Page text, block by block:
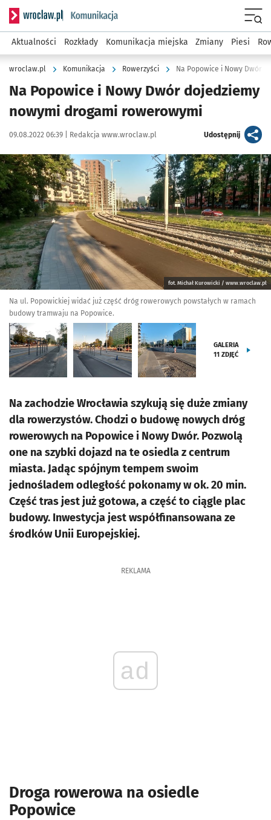
Serwis informacyjny wroclaw.pl podserwis: Komunikacja
Aktualności Rozkłady Komunikacja miejska Zmiany Piesi
wroclaw.pl Komunikacja Rowerzyści Na Popowice i Nowy Dwór
Na Popowice i Nowy Dwór dojedziemy
nowymi drogami rowerowymi
Data publikacji:
09.08.2022 06:39 | Autor:
Redakcja www.wroclaw.pl Udostępnijartykuł
Kliknij, aby zobaczyć galerię
fot. Michał Kurowicki / www.wroclaw.pl
Na ul. Popowickiej widać już część dróg rowerowych powstałych w ramach
budowy tramwaju na Popowice.
GALERIA
11 ZDJĘĆ
Na zachodzie Wrocławia szykują się duże zmiany
dla rowerzystów. Chodzi o budowę nowych dróg
rowerowych na Popowice i Nowy Dwór. Pozwolą
one na szybki dojazd na te osiedla z centrum
miasta. Jadąc spójnym tempem swoim
jednośladem odległość pokonamy w ok. 20 min.
Część tras jest już gotowa, a część to ciągle plac
budowy. Inwestycja jest współfinansowana ze
środków Unii Europejskiej.
REKLAMA
ad
Droga rowerowa na osiedle
Popowice